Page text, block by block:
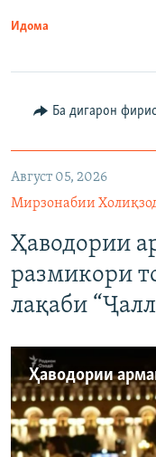
Идома
Ба дигарон
Август 05, 2026
Мирзонабии
Ҳаводории
размикори
лақаби